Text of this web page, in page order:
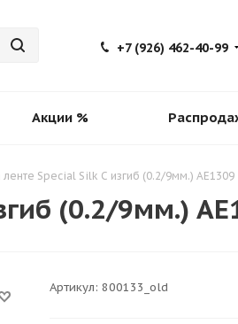
+7 (926) 462-40-99
Акции %
ленте Special Silk C изгиб (0.2/9мм.) AE1309
(0.2/9мм.)
Артикул: 800133_old